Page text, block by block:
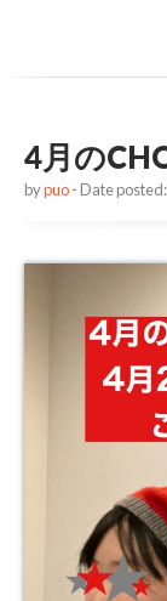
4月の
bypuo- Date